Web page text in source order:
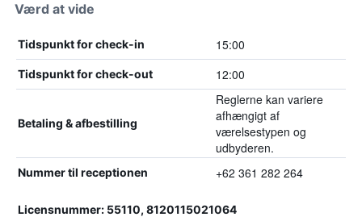
Værd at vide
Tidspunkt for check-in 15:00
Tidspunkt for check-out 12:00
Betaling & afbestilling
Reglerne kan variere
afhængigt af
værelsestypen og
udbyderen.
Nummer til receptionen +62 361 282 264
Licensnummer: 55110, 8120115021064